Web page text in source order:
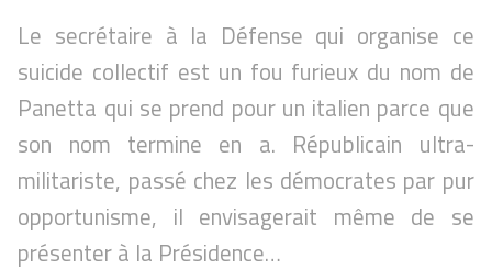
Le secrétaire à la Défense qui organise ce
suicide collectif est un fou furieux du nom de
Panetta qui se prend pour un italien parce que
son nom termine en a. Républicain ultra-
militariste, passé chez les démocrates par pur
opportunisme, il envisagerait même de se
présenter à la Présidence…